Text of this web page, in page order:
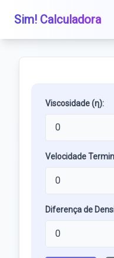
Sim! Calculadora
Viscosidade (η):
Velocidade
Diferença de